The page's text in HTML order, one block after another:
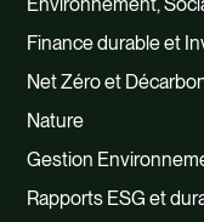
Finance durable et
Net Zéro et
Nature
Gestion
Rapports ESG et